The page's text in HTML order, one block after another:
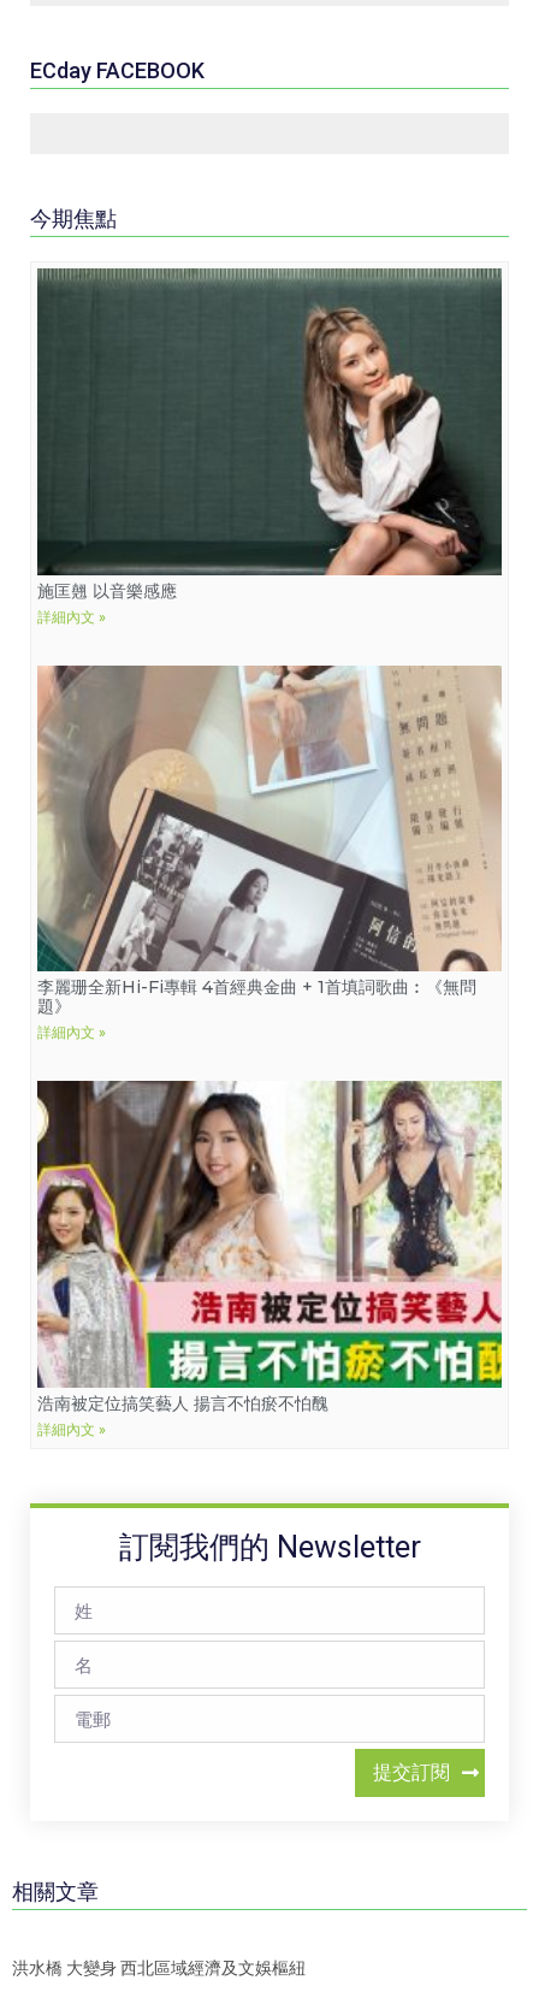
ECday FACEBOOK
今期焦點
施匡翹 以音樂感應
詳細內文 »
李麗珊全新Hi-Fi專輯 4首經典金曲 + 1首填詞歌曲︰《無問
題》
詳細內文 »
浩南被定位搞笑藝人 揚言不怕瘀不怕醜
詳細內文 »
訂閱我們的 Newsletter
提交訂閱
相關文章
洪水橋 大變身 西北區域經濟及文娛樞紐